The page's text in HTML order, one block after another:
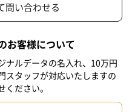
ルとしてお使いいただける、
、喜びの声を多くいただい
#退職祝い #送別会
#部下女性 #部下男性 #娘
#女子大学生 #彼女
問い合わせる
お客様について
ナルデータの名入れ、10万円
スタッフが対応いたしますの
ださい。